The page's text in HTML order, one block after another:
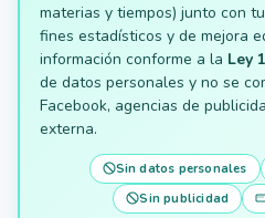
materias y tiempos) junto con
fines estadísticos y de mejora
información conforme a la Ley
de datos personales y no se
Facebook, agencias de
externa.
Sin datos personales
Sin publicidad